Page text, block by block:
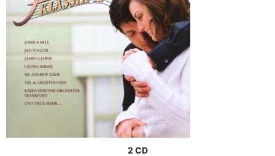
2 CD